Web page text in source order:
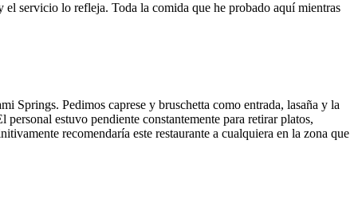
servicio lo refleja. Toda la comida que he probado aquí mientras
Springs. Pedimos caprese y bruschetta como entrada, lasaña y la
estuvo pendiente constantemente para retirar platos,
recomendaría este restaurante a cualquiera en la zona que